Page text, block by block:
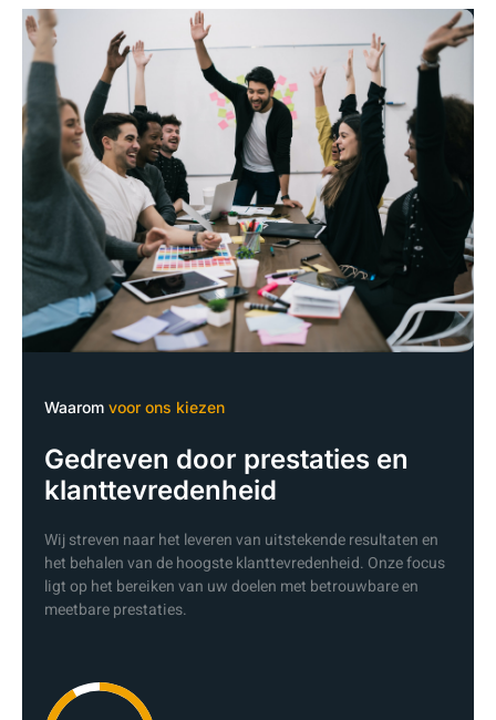
Waarom voor ons kiezen
Gedreven door prestaties en
klanttevredenheid
Wij streven naar het leveren van uitstekende resultaten en
het behalen van de hoogste klanttevredenheid. Onze focus
ligt op het bereiken van uw doelen met betrouwbare en
meetbare prestaties.